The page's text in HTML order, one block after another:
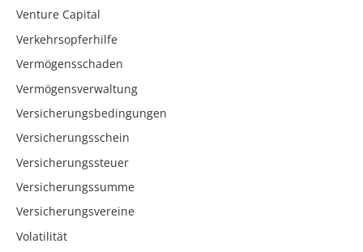
Venture Capital
Verkehrsopferhilfe
Vermögensschaden
Vermögensverwaltung
Versicherungsbedingungen
Versicherungsschein
Versicherungssteuer
Versicherungssumme
Versicherungsvereine
Volatilität